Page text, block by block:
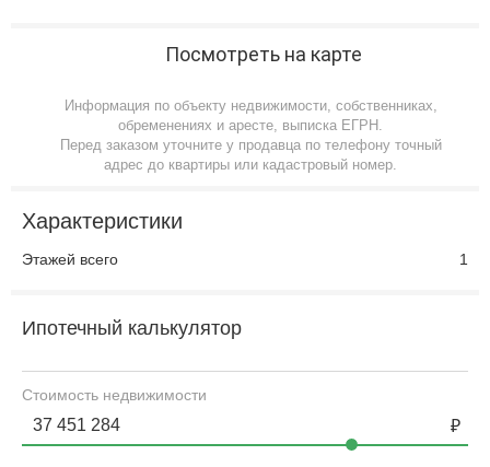
Посмотреть на карте
Информация по объекту недвижимости, собственниках,
обременениях и аресте, выписка ЕГРН.
Перед заказом уточните у продавца по телефону точный
адрес до квартиры или кадастровый номер.
Характеристики
Этажей всего 1
Ипотечный калькулятор
Стоимость недвижимости